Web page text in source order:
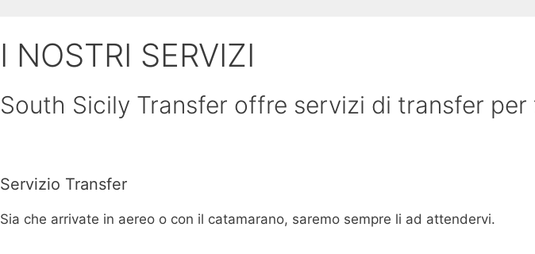
I NOSTRI SERVIZI
South Sicily Transfer offre servizi di transfer
Servizio Transfer
Sia che arrivate in aereo o con il catamarano, saremo sempre li ad attendervi.